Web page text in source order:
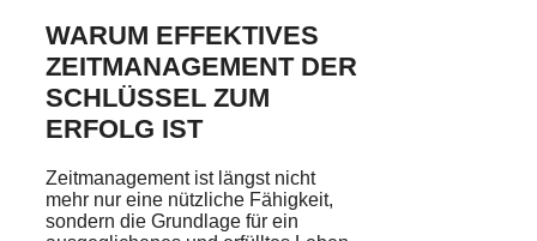
WARUM EFFEKTIVES
ZEITMANAGEMENT DER
SCHLÜSSEL ZUM
ERFOLG IST
Zeitmanagement ist längst nicht
mehr nur eine nützliche Fähigkeit,
sondern die Grundlage für ein